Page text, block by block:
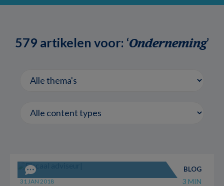
579 artikelen voor: ‘Onderneming’
BLOG
31 JAN 2018 3 MIN